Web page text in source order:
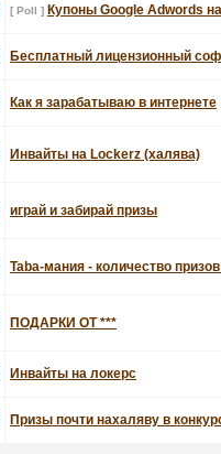
[ Poll ] Купоны Google Adwords
Бесплатный лицензионный
Как я зарабатываю в интернете
Инвайты на Lockerz (халява)
играй и забирай призы
Taba-мания - количество
ПОДАРКИ ОТ ***
Инвайты на локерс
Призы почти нахаляву в